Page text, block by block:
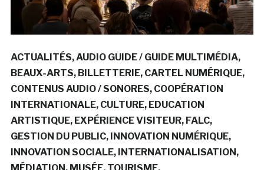
ACTUALITÉS AUDIO GUIDE / GUIDE MULTIMÉDIA
BEAUX-ARTS BILLETTERIE CARTEL NUMÉRIQUE
CONTENUS AUDIO / SONORES COOPÉRATION
INTERNATIONALE CULTURE EDUCATION
ARTISTIQUE EXPÉRIENCE VISITEUR FALC
GESTION DU PUBLIC INNOVATION NUMÉRIQUE
INNOVATION SOCIALE INTERNATIONALISATION